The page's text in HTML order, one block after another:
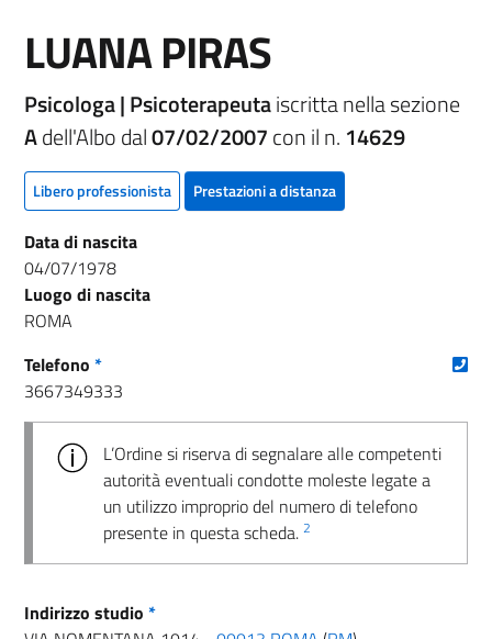
LUANA PIRAS
Psicologa | Psicoterapeutaiscritta nella sezione
Adell'Albo dal07/02/2007con il n. 14629
Libero professionista Prestazioni a distanza
Data di nascita
04/07/1978
Luogo di nascita
ROMA
Telefono *
3667349333
L’Ordine si riserva di segnalare alle competenti
autorità eventuali condotte moleste legate a
un utilizzo improprio del numero di telefono
presente in questa scheda. 2
Indirizzo studio *